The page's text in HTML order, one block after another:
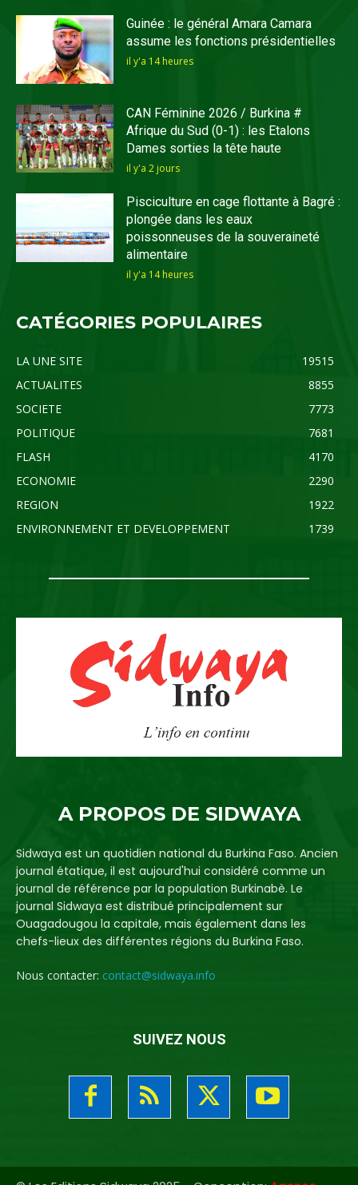
Guinée : le général Amara Camara
assume les fonctions présidentielles
il y'a 14 heures
CAN Féminine 2026 / Burkina #
Afrique du Sud (0-1) : les Etalons
Dames sorties la tête haute
il y'a 2 jours
Pisciculture en cage flottante à Bagré :
plongée dans les eaux
poissonneuses de la souveraineté
alimentaire
il y'a 14 heures
CATÉGORIES POPULAIRES
LA UNE SITE
19515
ACTUALITES
8855
SOCIETE
7773
POLITIQUE
7681
FLASH
4170
ECONOMIE
2290
REGION
1922
ENVIRONNEMENT ET DEVELOPPEMENT
1739
A PROPOS DE SIDWAYA
Sidwaya est un quotidien national du Burkina Faso. Ancien
journal étatique, il est aujourd'hui considéré comme un
journal de référence par la population Burkinabè. Le
journal Sidwaya est distribué principalement sur
Ouagadougou la capitale, mais également dans les
chefs-lieux des différentes régions du Burkina Faso.
Nous contacter: contact@sidwaya.info
SUIVEZ NOUS